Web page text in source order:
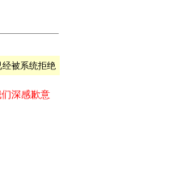
被系统拒绝
深感歉意